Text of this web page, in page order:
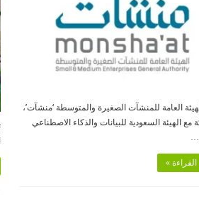
العامة للمنشآت الصغيرة والمتوسطة ‘منشآت’،
مع الهيئة السعودية للبيانات والذكاء الاصطناعي
…
»